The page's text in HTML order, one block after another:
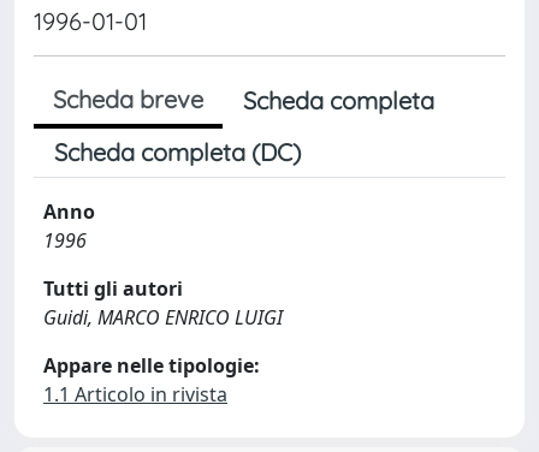
1996-01-01
Scheda breve
Scheda completa
Scheda completa (DC)
Anno
1996
Tutti gli autori
Guidi, MARCO ENRICO LUIGI
Appare nelle tipologie:
1.1 Articolo in rivista